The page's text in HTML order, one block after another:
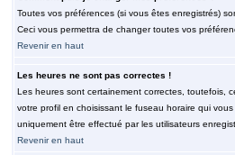
Toutes vos préférences (si vous êtes enregistrés)
Ceci vous permettra de changer toutes vos
Revenir en haut
Les heures ne sont pas correctes !
Les heures sont certainement correctes, toutefois,
votre profil en choisissant le fuseau horaire qui
uniquement être effectué par les utilisateurs
Revenir en haut